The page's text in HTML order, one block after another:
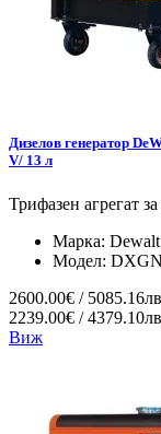
Дизелов генератор
V/ 13 л
Трифазен агрегат
Марка: Dewalt
Модел:
2600.00€ /
2239.00€ /
Виж